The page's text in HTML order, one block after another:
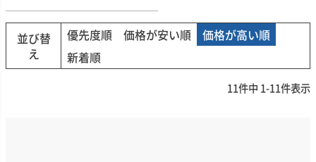
並び替
え
優先度順 価格が安い順
価格が高い順
新着順
11件中 1-11件表示